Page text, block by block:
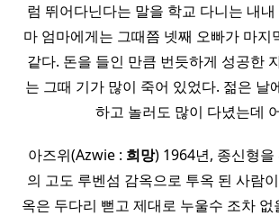
럼 뛰어다닌다는 말을 학교 다니는 내
마 엄마에게는 그때쯤 넷째 오빠가 마지
같다. 돈을 들인 만큼 번듯하게 성공한
는 그때 기가 많이 죽어 있었다. 젊은 날
하고 놀러도 많이 다녔는데
아즈위(Azwie : 희망) 1964년, 종신형을
의 고도 루벤섬 감옥으로 투옥 된 사람
옥은 두다리 뻗고 제대로 누울수 조차